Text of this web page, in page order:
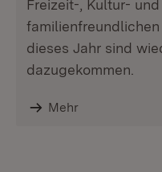
Freizeit-, Kultur-
dieses Jahr sind
dazugekommen.
Mehr